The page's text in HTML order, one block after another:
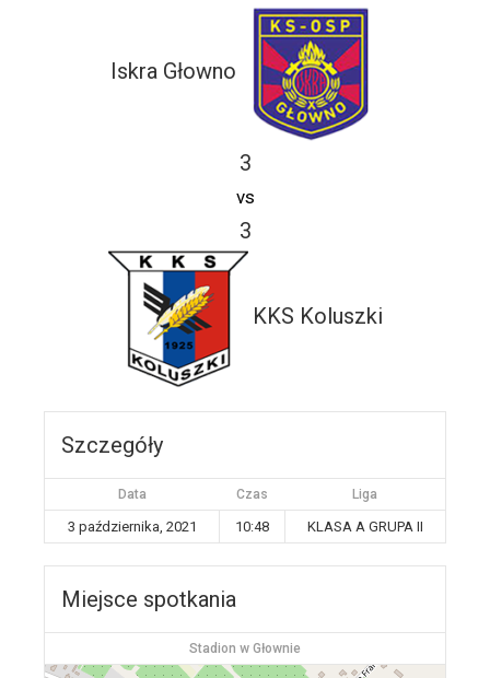
Iskra Głowno
3
vs
3
KKS Koluszki
Szczegóły
Data Czas Liga
3 października, 2021 10:48 KLASA A GRUPA II
Miejsce spotkania
Stadion w Głownie